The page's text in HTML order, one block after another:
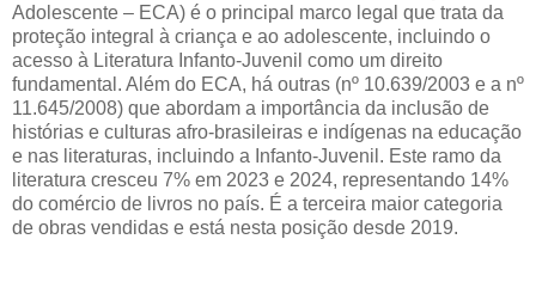
Adolescente – ECA) é o principal marco legal que trata da
proteção integral à criança e ao adolescente, incluindo o
acesso à Literatura Infanto-Juvenil como um direito
fundamental. Além do ECA, há outras (nº 10.639/2003 e a nº
11.645/2008) que abordam a importância da inclusão de
histórias e culturas afro-brasileiras e indígenas na educação
e nas literaturas, incluindo a Infanto-Juvenil. Este ramo da
literatura cresceu 7% em 2023 e 2024, representando 14%
do comércio de livros no país. É a terceira maior categoria
de obras vendidas e está nesta posição desde 2019.